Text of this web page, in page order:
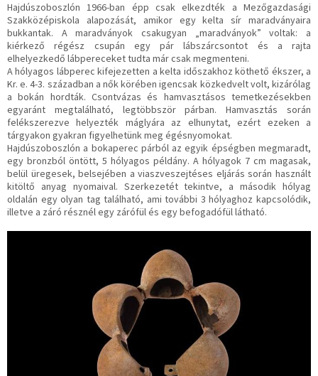
Hajdúszoboszlón 1966-ban épp csak elkezdték a Mezőgazdasági
Szakközépiskola alapozását, amikor egy kelta sír maradványaira
bukkantak. A maradványok csakugyan „maradványok” voltak: a
kiérkező régész csupán egy pár lábszárcsontot és a rajta
elhelyezkedő lábpereceket tudta már csak megmenteni.
A hólyagos lábperec kifejezetten a kelta időszakhoz köthető ékszer, a
Kr. e. 4-3. században a nők körében igencsak közkedvelt volt, kizárólag
a bokán hordták. Csontvázas és hamvasztásos temetkezésekben
egyaránt megtalálható, legtöbbször párban. Hamvasztás során
felékszerezve helyezték máglyára az elhunytat, ezért ezeken a
tárgyakon gyakran figyelhetünk meg égésnyomokat.
Hajdúszoboszlón a bokaperec párból az egyik épségben megmaradt,
egy bronzból öntött, 5 hólyagos példány. A hólyagok 7 cm magasak,
belül üregesek, belsejében a viaszveszejtéses eljárás során használt
kitöltő anyag nyomaival. Szerkezetét tekintve, a második hólyag
oldalán egy olyan tag található, ami további 3 hólyaghoz kapcsolódik,
illetve a záró résznél egy zárófül és egy befogadófül látható.